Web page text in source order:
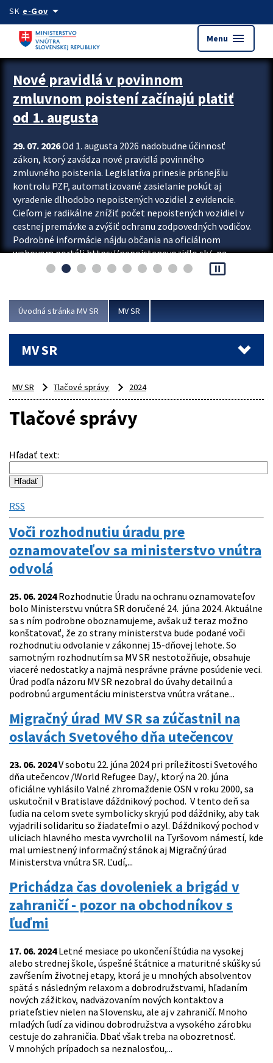
Preskocit na hlavný obsah
SK e-Govarrow_drop_down
Menu menu
Zastavit automatický posun upútavok
Nové pravidlá v povinnom
zmluvnom poistení začínajú platiť
od 1. augusta
29. 07. 2026Od 1. augusta 2026 nadobudne účinnosť
zákon, ktorý zavádza nové pravidlá povinného
zmluvného poistenia. Legislatíva prinesie prísnejšiu
kontrolu PZP, automatizované zasielanie pokút aj
vyradenie dlhodobo nepoistených vozidiel z evidencie.
Cieľom je radikálne znížiť počet nepoistených vozidiel v
cestnej premávke a zvýšiť ochranu zodpovedných vodičov.
Podrobné informácie nájdu občania na oficiálnom
webovom portáli https://nepoistenevozidlo.sk/, na
ktorom od augusta pribudne aj možnosť overiť si...
pause_presentation
Úvodná stránka MV SR MV SR
MV SR
MV SR Tlačové správy 2024
Tlačové správy
Hľadať text:
RSS
Voči rozhodnutiu úradu pre
oznamovateľov sa ministerstvo vnútra
odvolá
25. 06. 2024Rozhodnutie Úradu na ochranu oznamovateľov
bolo Ministerstvu vnútra SR doručené 24. júna 2024. Aktuálne
sa s ním podrobne oboznamujeme, avšak už teraz možno
konštatovať, že zo strany ministerstva bude podané voči
rozhodnutiu odvolanie v zákonnej 15-dňovej lehote. So
samotným rozhodnutím sa MV SR nestotožňuje, obsahuje
viaceré nedostatky a najmä nesprávne právne posúdenie veci.
Úrad podľa názoru MV SR nezobral do úvahy detailnú a
podrobnú argumentáciu ministerstva vnútra vrátane...
Migračný úrad MV SR sa zúčastnil na
oslavách Svetového dňa utečencov
23. 06. 2024V sobotu 22. júna 2024 pri príležitosti Svetového
dňa utečencov /World Refugee Day/, ktorý na 20. júna
oficiálne vyhlásilo Valné zhromaždenie OSN v roku 2000, sa
uskutočnil v Bratislave dáždnikový pochod. V tento deň sa
ľudia na celom svete symbolicky skryjú pod dáždniky, aby tak
vyjadrili solidaritu so žiadateľmi o azyl. Dáždnikový pochod v
uliciach hlavného mesta vyvrcholil na Tyršovom námestí, kde
mal umiestnený informačný stánok aj Migračný úrad
Ministerstva vnútra SR. Ľudí,...
Prichádza čas dovoleniek a brigád v
zahraničí - pozor na obchodníkov s
ľuďmi
17. 06. 2024Letné mesiace po ukončení štúdia na vysokej
alebo strednej škole, úspešné štátnice a maturitné skúšky sú
zavŕšením životnej etapy, ktorá je u mnohých absolventov
spätá s následným relaxom a dobrodružstvami, hľadaním
nových zážitkov, nadväzovaním nových kontaktov a
priateľstiev nielen na Slovensku, ale aj v zahraničí. Mnoho
mladých ľudí za vidinou dobrodružstva a vysokého zárobku
cestuje do zahraničia. Dbať však treba na obozretnosť.
V mnohých prípadoch sa neznalosťou,...